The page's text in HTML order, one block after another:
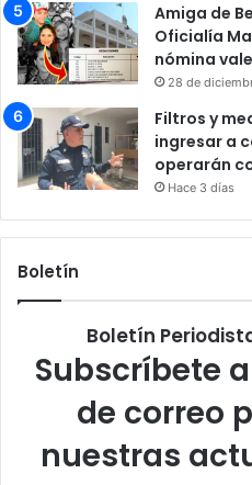
Amiga de
Oficialía
nómina
28 de
Filtros y
ingresar a
operarán
Hace 3 días
Boletín
Boletín
Subscríbete
de correo
nuestras